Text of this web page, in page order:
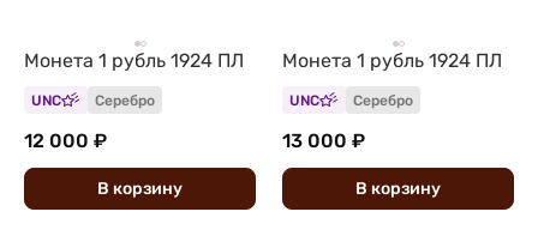
Монета 1 рубль 1924 ПЛ
UNC Серебро
12 000 ₽
В корзину
Монета 1 рубль 1924 ПЛ
UNC Серебро
13 000 ₽
В корзину